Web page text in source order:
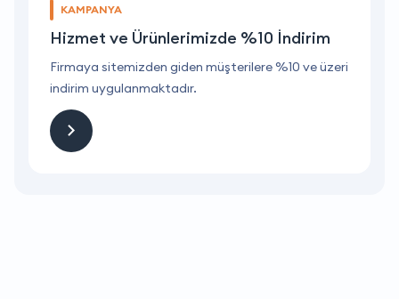
KAMPANYA
Hizmet ve Ürünlerimizde %10 İndirim
Firmaya sitemizden giden müşterilere %10 ve üzeri
indirim uygulanmaktadır.